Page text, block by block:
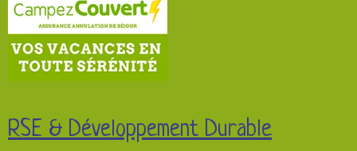
RSE & Développement Durable